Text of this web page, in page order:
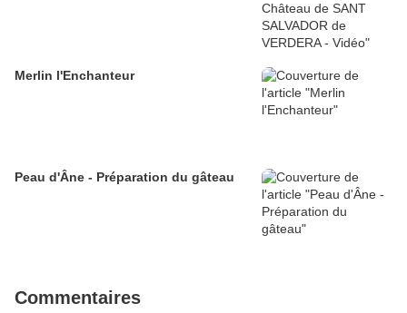
Merlin l'Enchanteur
Peau d'Âne - Préparation du gâteau
Commentaires